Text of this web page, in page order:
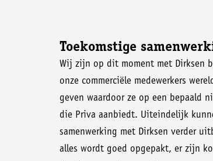
Toekomstige
Wij zijn op dit moment met Dirksen
onze commerciële medewerkers
geven waardoor ze op een bepaald
die Priva aanbiedt. Uiteindelijk
samenwerking met Dirksen verder
alles wordt goed opgepakt, er zijn